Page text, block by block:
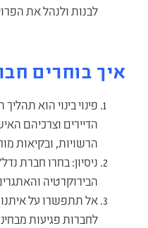
לבנות ולנהל את
איך בוחרים
פינוי בינוי הוא
הדיירים וצרכיהם
הרשויות, ובקיאות
ניסיון: בחרו חברת
הבירוקרטיה
אל תתפשרו על
לחברות פגיעות